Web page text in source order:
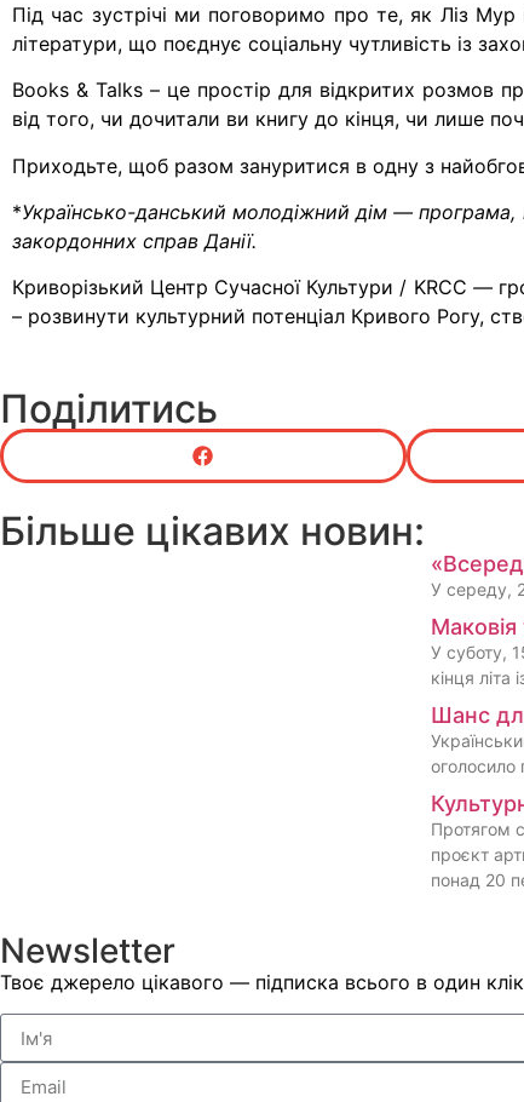
Під час зустрічі ми поговоримо про те, як Ліз Мур
літератури, що поєднує соціальну чутливість із
Books & Talks – це простір для відкритих розмов
від того, чи дочитали ви книгу до кінця, чи лише
Приходьте, щоб разом зануритися в одну з
*Українсько-данський молодіжний дім — програма,
закордонних справ Данії.
Криворізький Центр Сучасної Культури / KRCC —
– розвинути культурний потенціал Кривого Рогу,
Поділитись
Більше цікавих новин:
У середу,
У суботу,
кінця
Шанс
оголосило
Протягом
проєкт
понад 20
Newsletter
Твоє джерело цікавого — підписка всього в один